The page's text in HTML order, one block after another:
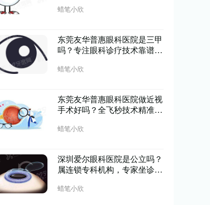
蜡笔小欣
东莞友华普惠眼科医院是三甲
吗？专注眼科诊疗技术靠谱，
蜡笔小欣
东莞友华普惠眼科医院做近视
手术好吗？全飞秒技术精准恢
蜡笔小欣
深圳爱尔眼科医院是公立吗？
属连锁专科机构，专家坐诊设
蜡笔小欣